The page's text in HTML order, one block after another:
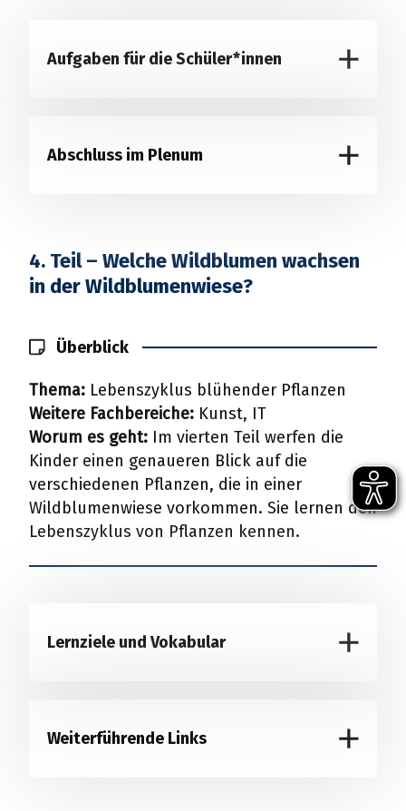
Aufgaben für die Schüler*innen
Abschluss im Plenum
4. Teil – Welche Wildblumen wachsen
in der Wildblumenwiese?
Überblick
Thema: Lebenszyklus blühender Pflanzen
Weitere Fachbereiche: Kunst, IT
Worum es geht: Im vierten Teil werfen die
Kinder einen genaueren Blick auf die
verschiedenen Pflanzen, die in einer
Wildblumenwiese vorkommen. Sie lernen den
Lebenszyklus von Pflanzen kennen.
Lernziele und Vokabular
Weiterführende Links